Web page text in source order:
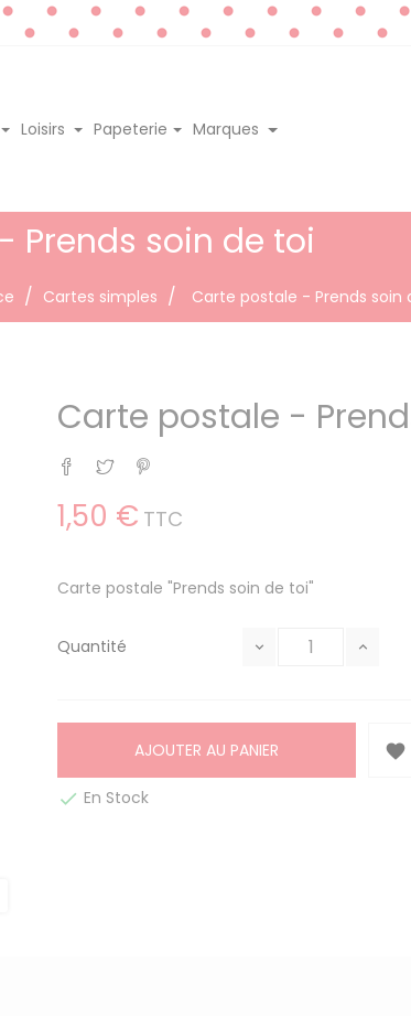
Loisirs Papeterie Marques
Prends soin de toi
Cartes simples Carte postale - Prends soin
Carte postale -
Partager
Tweet
1,50 € TTC
Carte postale "Prends soin de toi"
Quantité
AJOUTER AU PANIER 
 En Stock